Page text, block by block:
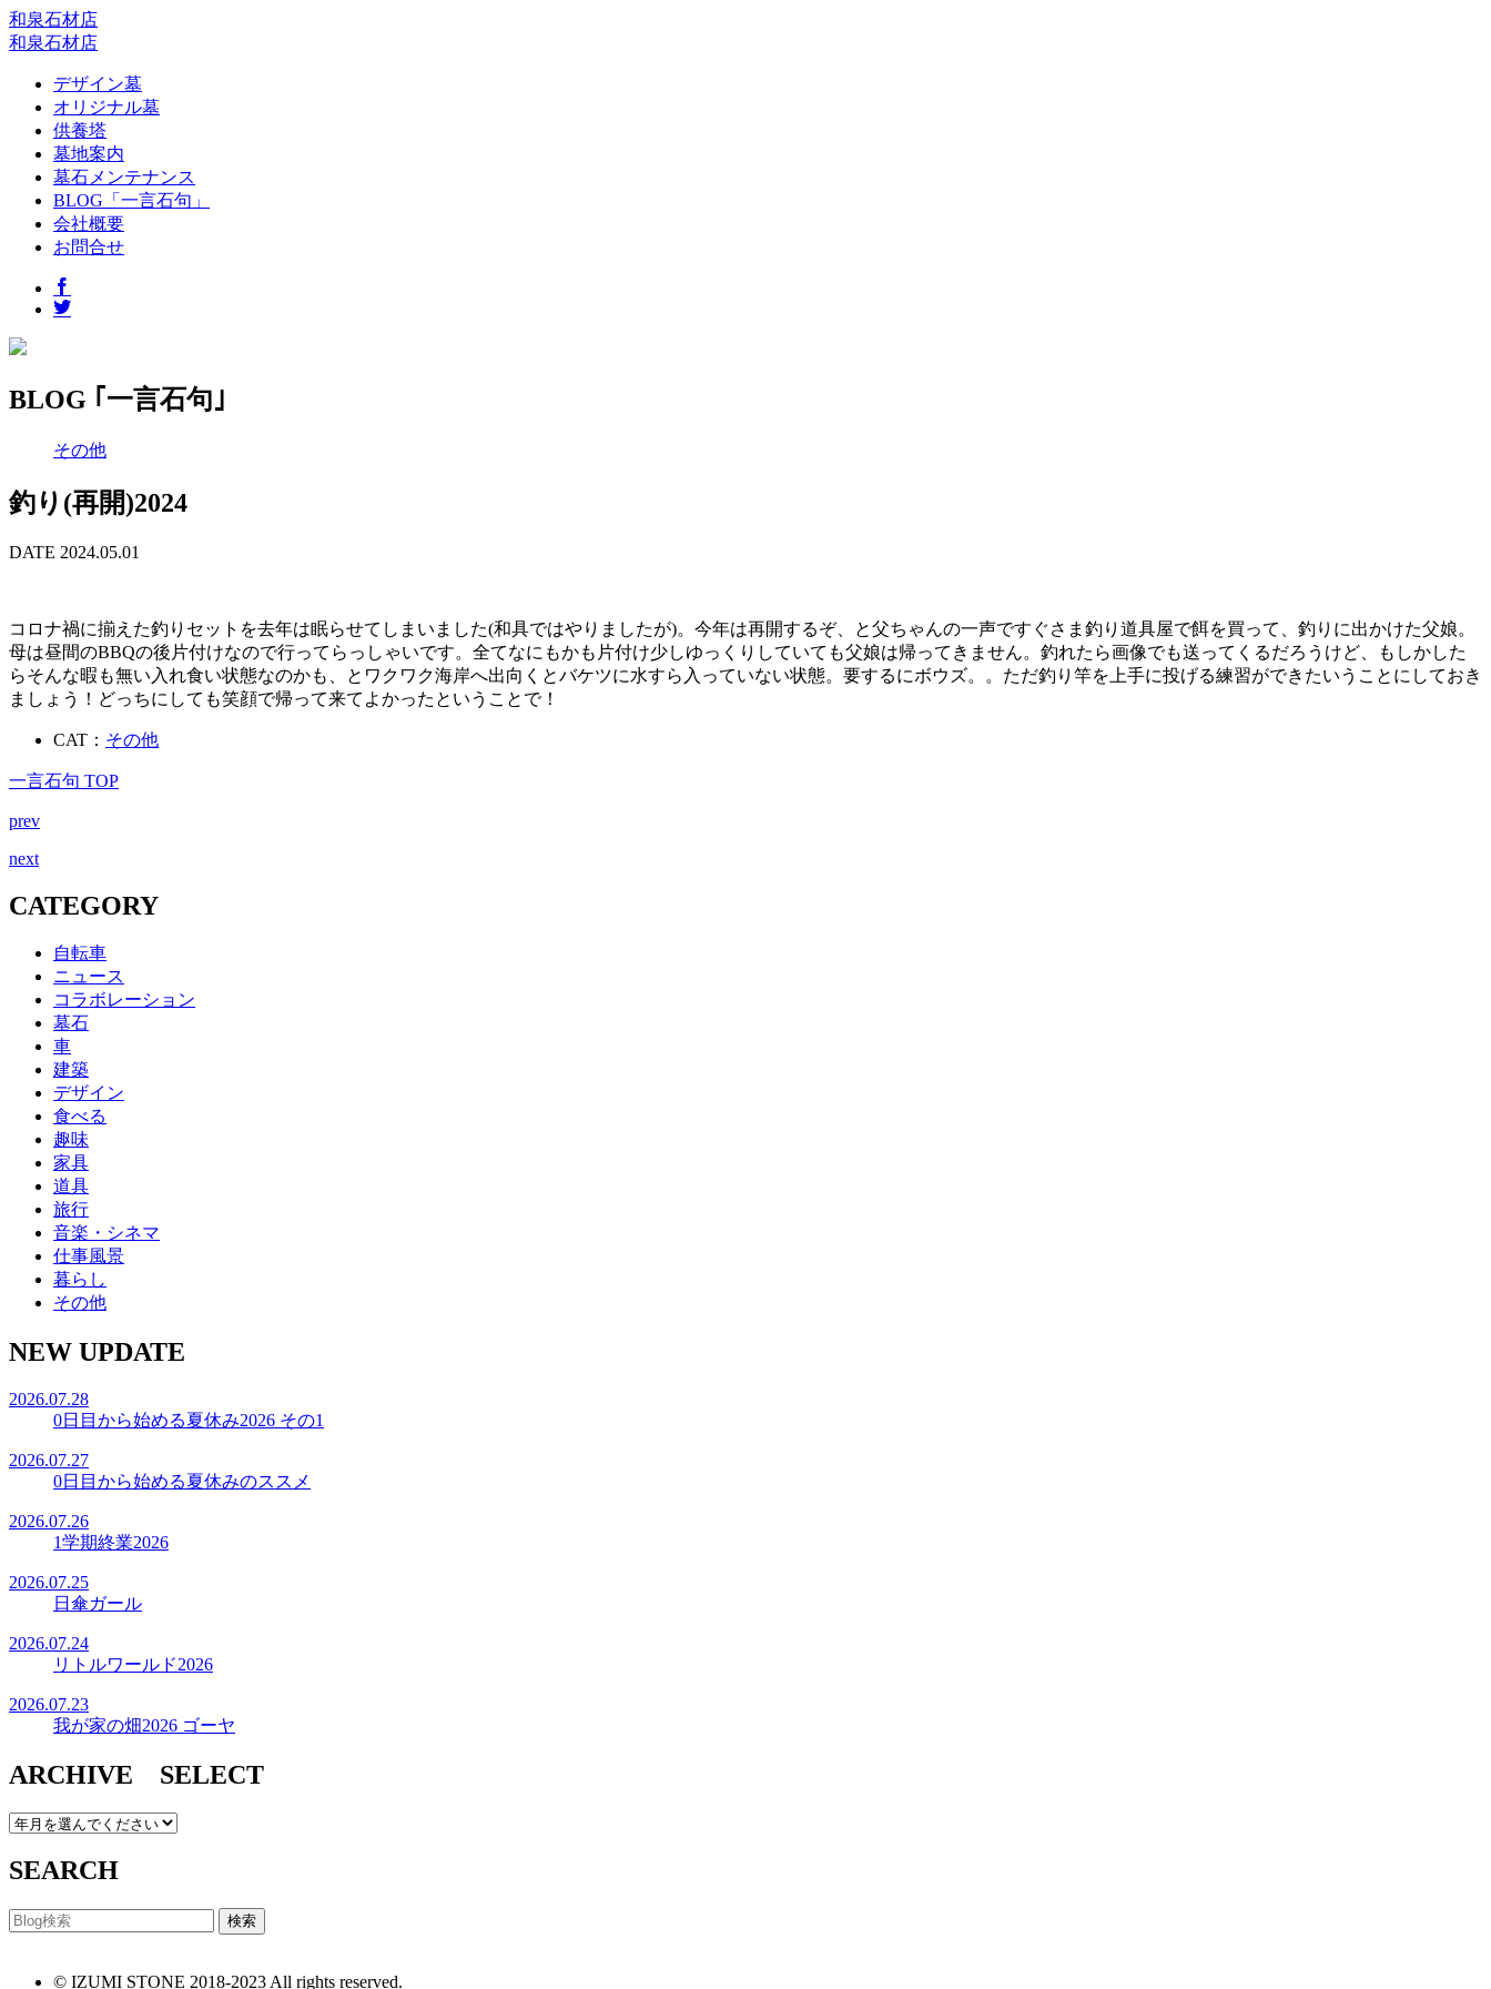
和泉石材店
和泉石材店
デザイン墓
オリジナル墓
供養塔
墓地案内
墓石メンテナンス
BLOG「一言石句」
会社概要
お問合せ
BLOG ｢一言石句｣
その他
釣り(再開)2024
DATE 2024.05.01
コロナ禍に揃えた釣りセットを去年は眠らせてしまいました(和具ではやりましたが)。今年は再開するぞ、と父ちゃんの一声ですぐさま釣り道具屋で餌を買って、釣りに出かけた父娘。
母は昼間のBBQの後片付けなので行ってらっしゃいです。全てなにもかも片付け少しゆっくりしていても父娘は帰ってきません。釣れたら画像でも送ってくるだろうけど、もしかした
らそんな暇も無い入れ食い状態なのかも、とワクワク海岸へ出向くとバケツに水すら入っていない状態。要するにボウズ。。ただ釣り竿を上手に投げる練習ができたいうことにしておき
ましょう！どっちにしても笑顔で帰って来てよかったということで！
CAT： その他
一言石句 TOP
prev
next
CATEGORY
自転車
ニュース
コラボレーション
墓石
車
建築
デザイン
食べる
趣味
家具
道具
旅行
音楽・シネマ
仕事風景
暮らし
その他
NEW UPDATE
2026.07.28
0日目から始める夏休み2026 その1
2026.07.27
0日目から始める夏休みのススメ
2026.07.26
1学期終業2026
2026.07.25
日傘ガール
2026.07.24
リトルワールド2026
2026.07.23
我が家の畑2026 ゴーヤ
ARCHIVE SELECT
SEARCH
© IZUMI STONE 2018-2023 All rights reserved.